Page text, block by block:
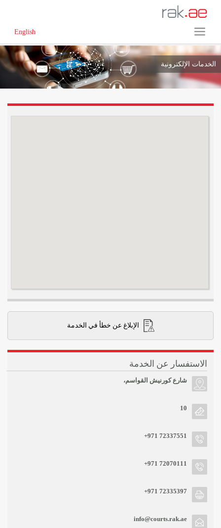
English
الخدمات الإلكترونية
الإبلاغ عن خطأ في الخدمة
الاستفسار عن الخدمة
شارع كورنيش القواسم،
10
+971 72337551
+971 72070111
+971 72335397
info@courts.rak.ae